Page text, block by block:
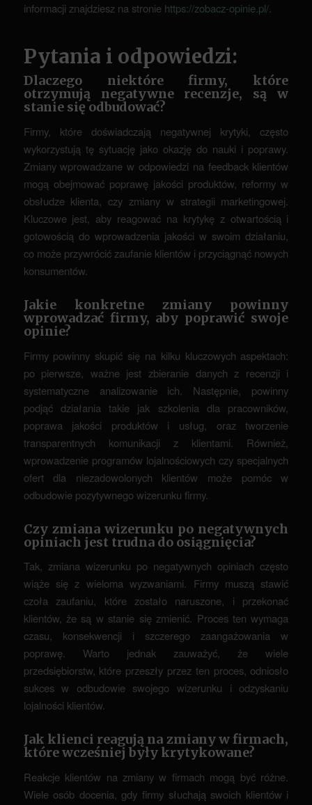
informacji znajdziesz na stronie https://zobacz-opinie.pl/.
Pytania i odpowiedzi:
Dlaczego niektóre firmy, które
otrzymują negatywne recenzje, są w
stanie się odbudować?
Firmy, które doświadczają negatywnej krytyki, często
wykorzystują tę sytuację jako okazję do nauki i poprawy.
Zmiany wprowadzane w odpowiedzi na feedback klientów
mogą obejmować poprawę jakości produktów, reformy w
obsłudze klienta, czy zmiany w strategii marketingowej.
Kluczowe jest, aby reagować na krytykę z otwartością i
gotowością do wprowadzenia jakości w swoim działaniu,
co może przywrócić zaufanie klientów i przyciągnąć nowych
konsumentów.
Jakie konkretne zmiany powinny
wprowadzać firmy, aby poprawić swoje
opinie?
Firmy powinny skupić się na kilku kluczowych aspektach:
po pierwsze, ważne jest zbieranie danych z recenzji i
systematyczne analizowanie ich. Następnie, powinny
podjąć działania takie jak szkolenia dla pracowników,
poprawa jakości produktów i usług, oraz tworzenie
transparentnych komunikacji z klientami. Również,
wprowadzenie programów lojalnościowych czy specjalnych
ofert dla niezadowolonych klientów może pomóc w
odbudowie pozytywnego wizerunku firmy.
Czy zmiana wizerunku po negatywnych
opiniach jest trudna do osiągnięcia?
Tak, zmiana wizerunku po negatywnych opiniach często
wiąże się z wieloma wyzwaniami. Firmy muszą stawić
czoła zaufaniu, które zostało naruszone, i przekonać
klientów, że są w stanie się zmienić. Proces ten wymaga
czasu, konsekwencji i szczerego zaangażowania w
poprawę. Warto jednak zauważyć, że wiele
przedsiębiorstw, które przeszły przez ten proces, odniosło
sukces w odbudowie swojego wizerunku i odzyskaniu
lojalności klientów.
Jak klienci reagują na zmiany w firmach,
które wcześniej były krytykowane?
Reakcje klientów na zmiany w firmach mogą być różne.
Wiele osób docenia, gdy firmy słuchają swoich klientów i